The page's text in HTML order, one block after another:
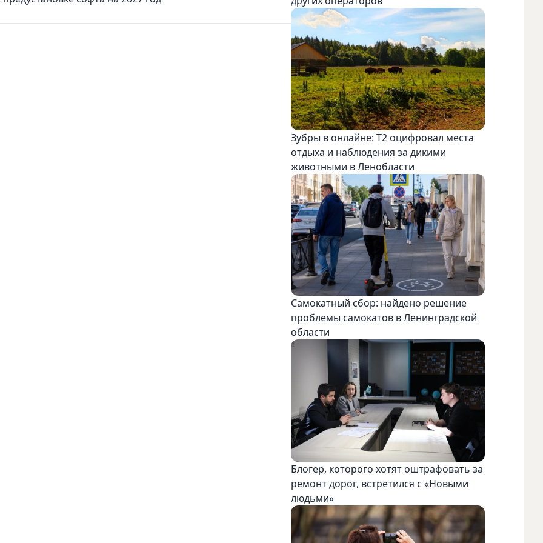
Зубры в онлайне: Т2 оцифровал места
отдыха и наблюдения за дикими
животными в Ленобласти
Самокатный сбор: найдено решение
проблемы самокатов в Ленинградской
области
Блогер, которого хотят оштрафовать за
ремонт дорог, встретился с «Новыми
людьми»